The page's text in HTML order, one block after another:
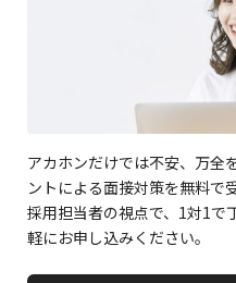
アカホンだけでは不安、万全
ントによる面接対策を無料で
採用担当者の視点で、1対1で
軽にお申し込みください。